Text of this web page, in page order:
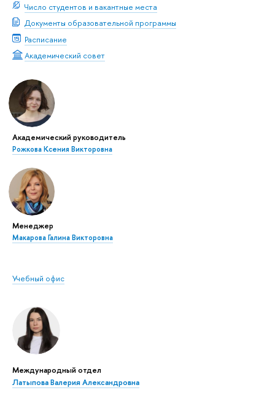
Число студентов и вакантные места
Документы образовательной программы
Расписание
Академический совет
Академический руководитель
Рожкова Ксения Викторовна
Менеджер
Макарова Галина Викторовна
Учебный офис
Международный отдел
Латыпова Валерия Александровна